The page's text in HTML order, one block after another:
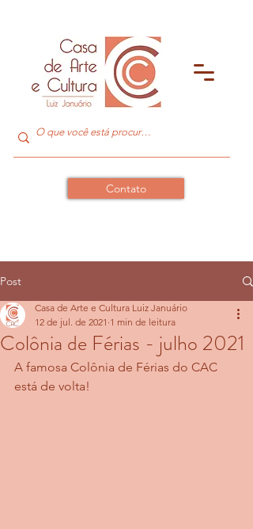
Contato
Post
Colônia de Férias - julho 2021
Casa de Arte e Cultura Luiz Januário
12 de jul. de 2021 1 min de leitura
A famosa Colônia de Férias do CAC
está de volta!